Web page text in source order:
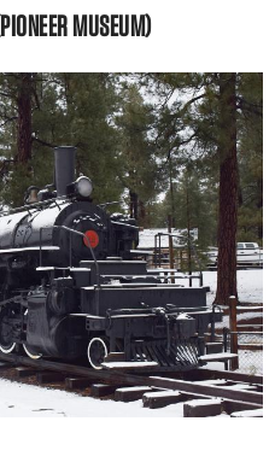
MUSEUM)